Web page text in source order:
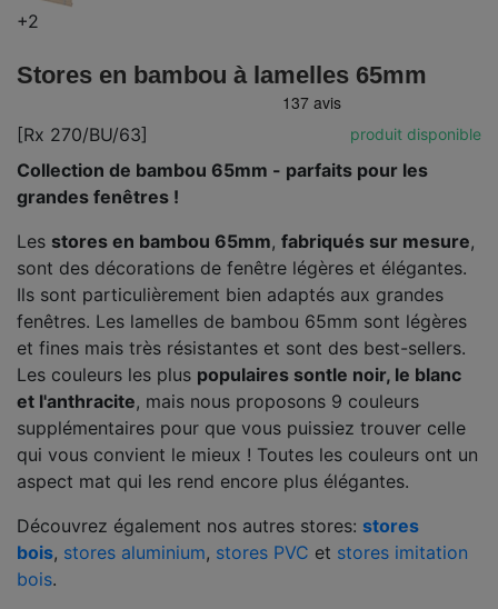
+2
Stores en bambou à lamelles 65mm
[Rx 270/BU/63] produit disponible
Collection de bambou 65mm - parfaits pour les
grandes fenêtres !
Les stores en bambou 65mm, fabriqués sur mesure,
sont des décorations de fenêtre légères et élégantes.
Ils sont particulièrement bien adaptés aux grandes
fenêtres. Les lamelles de bambou 65mm sont légères
et fines mais très résistantes et sont des best-sellers.
Les couleurs les plus populaires sontle noir, le blanc
et l'anthracite, mais nous proposons 9 couleurs
supplémentaires pour que vous puissiez trouver celle
qui vous convient le mieux ! Toutes les couleurs ont un
aspect mat qui les rend encore plus élégantes.
Découvrez également nos autres stores: stores
bois, stores aluminium, stores PVC et stores imitation
bois.